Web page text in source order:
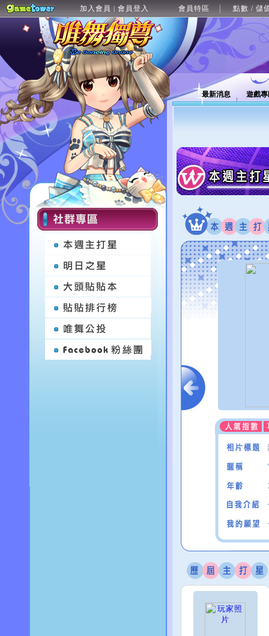
加入會員 | 會員登入 會員特區 點數 / 儲
最新消息 遊戲